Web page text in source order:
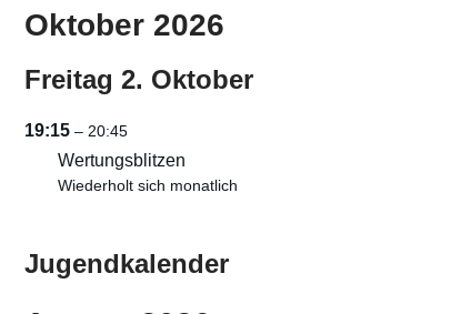
Oktober 2026
Freitag 2. Oktober
19:15 – 20:45
Wertungsblitzen
Wiederholt sich monatlich
Jugendkalender